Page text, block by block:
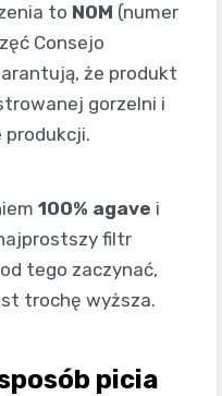
to NOM (numer
Consejo
że produkt
gorzelni i
produkcji.
100% agave i
filtr
tego zaczynać,
trochę wyższa.
picia